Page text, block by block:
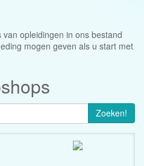
opleidingen in ons bestand
mogen geven als u start met
Zoeken!